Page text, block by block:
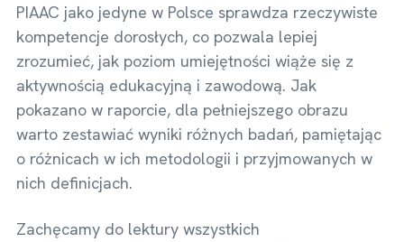
PIAAC jako jedyne w Polsce sprawdza rzeczywiste
kompetencje dorosłych, co pozwala lepiej
zrozumieć, jak poziom umiejętności wiąże się z
aktywnością edukacyjną i zawodową. Jak
pokazano w raporcie, dla pełniejszego obrazu
warto zestawiać wyniki różnych badań, pamiętając
o różnicach w ich metodologii i przyjmowanych w
nich definicjach.
Zachęcamy do lektury wszystkich